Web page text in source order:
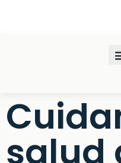
salud